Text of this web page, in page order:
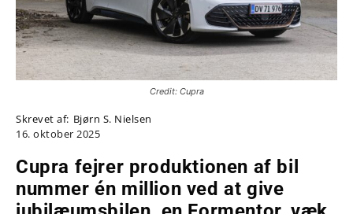
Credit: Cupra
Skrevet af: Bjørn S. Nielsen
16. oktober 2025
Cupra fejrer produktionen af bil
nummer én million ved at give